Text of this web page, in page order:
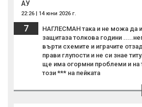
АУ
22:26 | 14 юни 2026 г.
7
НАГЛЕСМАН така и не можа да
защитаза толкова години
върти схемите и играчите
прави глупости и не си знае
ще има огормни проблеми и на
този *** на пейката